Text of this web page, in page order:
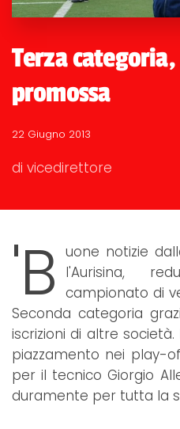
Terza
promossa
22 Giugno 2013
di vicedirettore
'B uone notizie
l'Aurisina,
campionato di
Seconda categoria
iscrizioni di altre
piazzamento nei play-
per il tecnico Giorgio
duramente per tutta la